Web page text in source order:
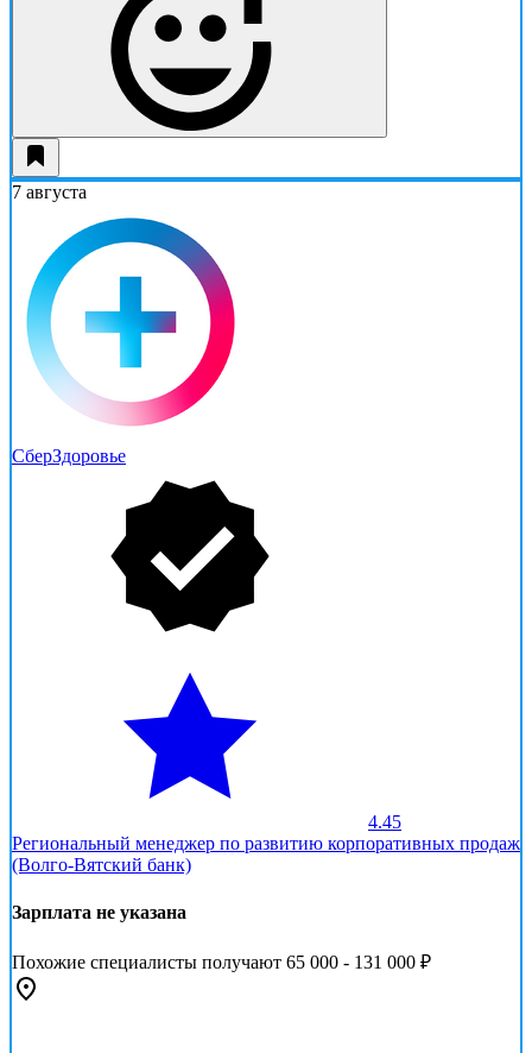
7 августа
СберЗдоровье
4.45
Региональный менеджер по развитию корпоративных продаж
(Волго-Вятский банк)
Зарплата не указана
Похожие специалисты получают 65 000 - 131 000 ₽